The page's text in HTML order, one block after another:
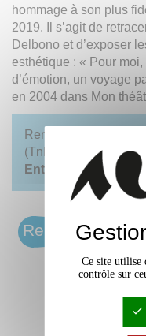
hommage à son plus
2019. Il s’agit de
Delbono et d’exposer
esthétique : « Pour
d’émotion, un voyage
en 2004 dans Mon
Rendez-vous le
(TnBA
, Place
Entrée libre
Rendez-vous
Des
Ce site utilise
contrôle sur